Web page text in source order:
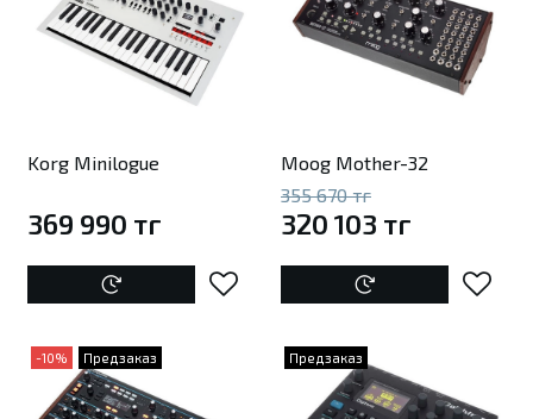
Korg Minilogue
369 990 тг
Moog Mother-32
355 670 тг
320 103 тг
-10% Предзаказ Предзаказ